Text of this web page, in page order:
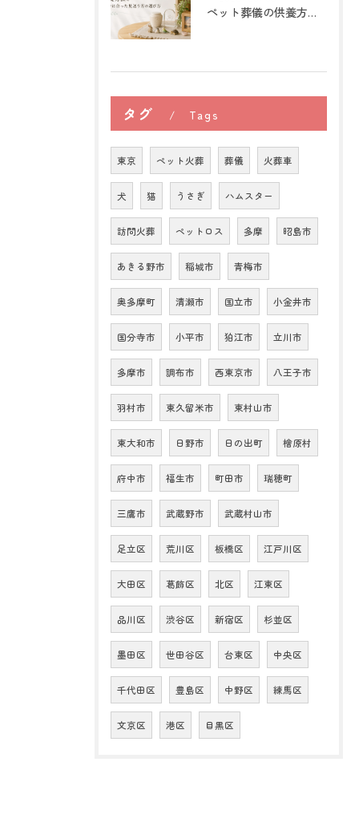
ペット葬儀の供養方法と自分に合った見送り方の選び方
タグ Tags
東京 ペット火葬 葬儀 火葬車
犬 猫 うさぎ ハムスター
訪問火葬 ペットロス 多摩 昭島市
あきる野市 稲城市 青梅市
奥多摩町 清瀬市 国立市 小金井市
国分寺市 小平市 狛江市 立川市
多摩市 調布市 西東京市 八王子市
羽村市 東久留米市 東村山市
東大和市 日野市 日の出町 檜原村
府中市 福生市 町田市 瑞穂町
三鷹市 武蔵野市 武蔵村山市
足立区 荒川区 板橋区 江戸川区
大田区 葛飾区 北区 江東区
品川区 渋谷区 新宿区 杉並区
墨田区 世田谷区 台東区 中央区
千代田区 豊島区 中野区 練馬区
文京区 港区 目黒区